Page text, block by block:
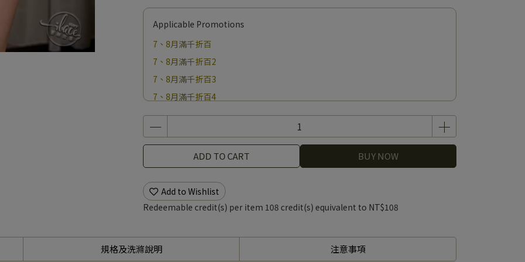
Applicable Promotions
7、8月滿千折百
7、8月滿千折百2
7、8月滿千折百3
7、8月滿千折百4
7、8月滿千折百5
7、8月滿千折百8
7、8月滿千折百9
7、8月滿千折百10
7、8月滿千折百12
7、8月滿千折百13
ADD TO CART BUY NOW
Add to Wishlist
Redeemable credit(s) per item 108 credit(s) equivalent to NT$108
規格及洗滌說明 注意事項